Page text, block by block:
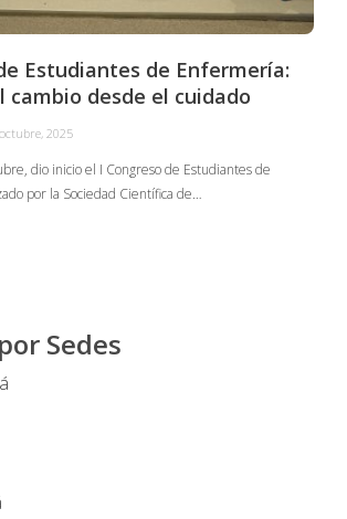
Estudiantes de Enfermería:
cambio desde el cuidado
2025
dio inicio el I Congreso de Estudiantes de
por la Sociedad Científica de…
Sedes